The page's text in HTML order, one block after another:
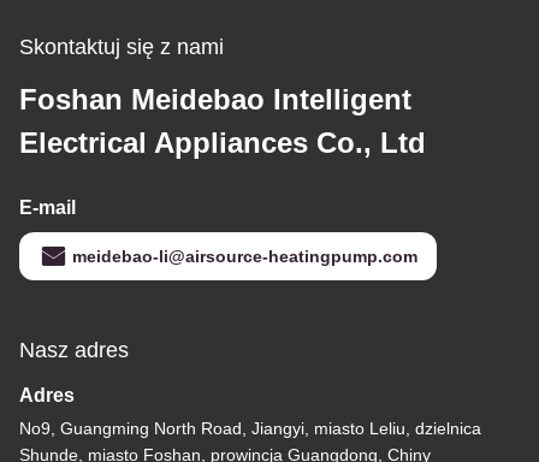
Skontaktuj się z nami
Foshan Meidebao Intelligent
Electrical Appliances Co., Ltd
E-mail
meidebao-li@airsource-heatingpump.com
Nasz adres
Adres
No9, Guangming North Road, Jiangyi, miasto Leliu, dzielnica
Shunde, miasto Foshan, prowincja Guangdong, Chiny